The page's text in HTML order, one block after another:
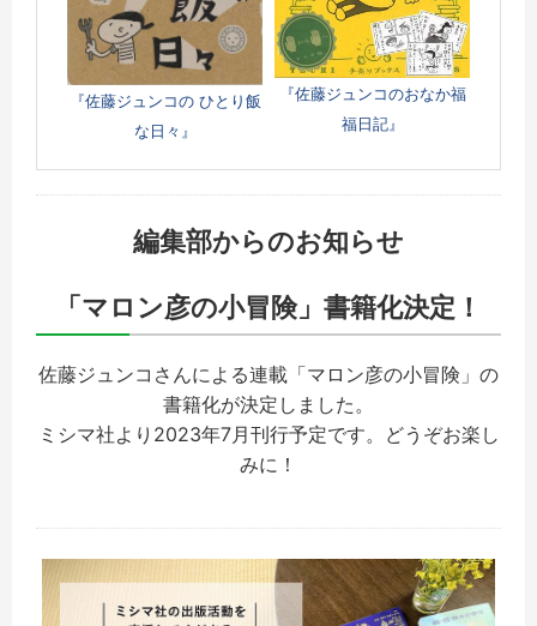
『佐藤ジュンコの ひとり飯
な日々』
『佐藤ジュンコのおなか福
福日記』
編集部からのお知らせ
「マロン彦の小冒険」書籍化決定 ！
佐藤ジュンコさんによる連載「マロン彦の小冒険」の
書籍化が決定しました。
ミシマ社より2023年7月刊行予定です。どうぞお楽し
みに！